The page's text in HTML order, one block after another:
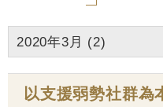
2020年3月 (2)
以支援弱勢社群為